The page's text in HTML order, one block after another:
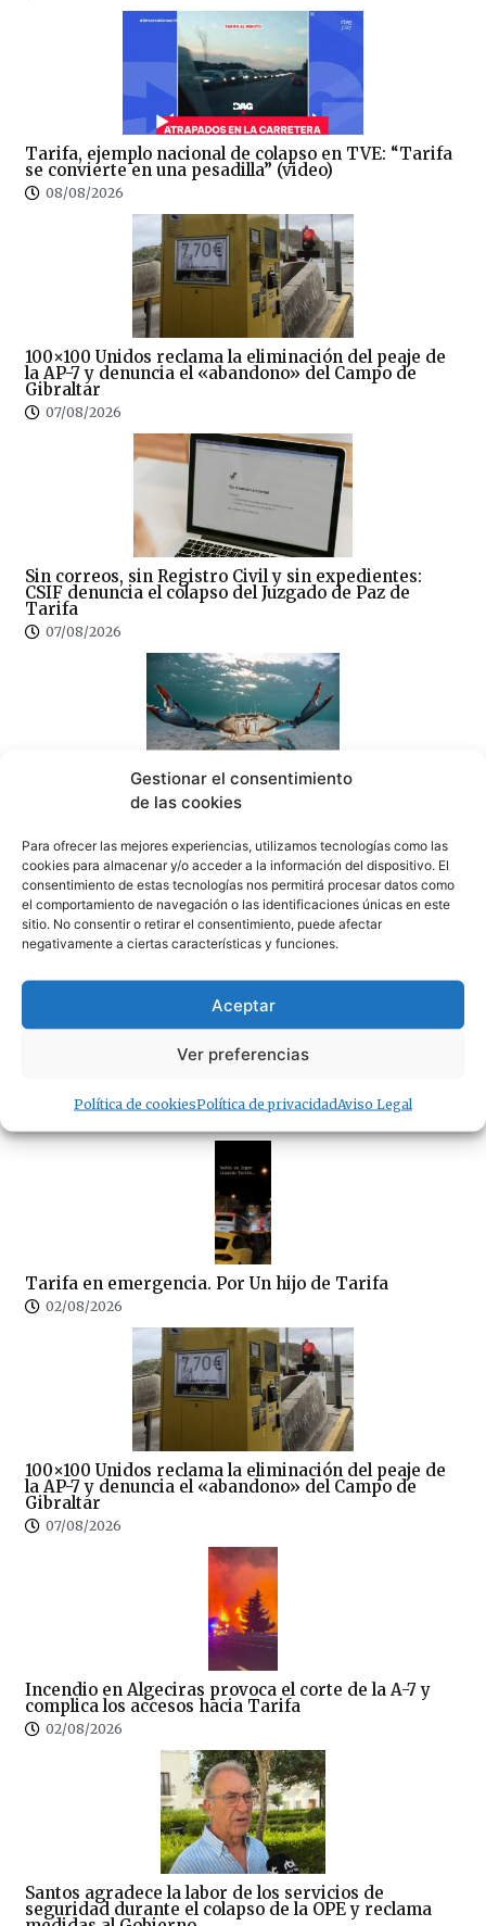
Gestionar el consentimiento
de las cookies
Para ofrecer las mejores experiencias, utilizamos tecnologías como las
cookies para almacenar y/o acceder a la información del dispositivo. El
consentimiento de estas tecnologías nos permitirá procesar datos como
el comportamiento de navegación o las identificaciones únicas en este
sitio. No consentir o retirar el consentimiento, puede afectar
negativamente a ciertas características y funciones.
Aceptar
Ver preferencias
Política de cookiesPolítica de privacidadAviso Legal
Tarifa, ejemplo nacional de colapso en TVE: “Tarifa
se convierte en una pesadilla” (video)
08/08/2026
100×100 Unidos reclama la eliminación del peaje de
la AP-7 y denuncia el «abandono» del Campo de
Gibraltar
07/08/2026
Sin correos, sin Registro Civil y sin expedientes:
CSIF denuncia el colapso del Juzgado de Paz de
Tarifa
07/08/2026
¿Amenaza ambiental o delicia gastronómica? El
debate del cangrejo azul llega a Tarifa
Se traspasa un amplio local de 180 metros
cuadrados en pleno centro de Tarifa
· Lo + Leído
Tarifa en emergencia. Por Un hijo de Tarifa
02/08/2026
100×100 Unidos reclama la eliminación del peaje de
la AP-7 y denuncia el «abandono» del Campo de
Gibraltar
07/08/2026
Incendio en Algeciras provoca el corte de la A-7 y
complica los accesos hacia Tarifa
02/08/2026
Santos agradece la labor de los servicios de
seguridad durante el colapso de la OPE y reclama